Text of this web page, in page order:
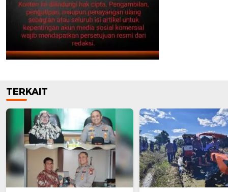
TERKAIT